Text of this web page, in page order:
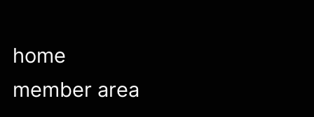
home
member area